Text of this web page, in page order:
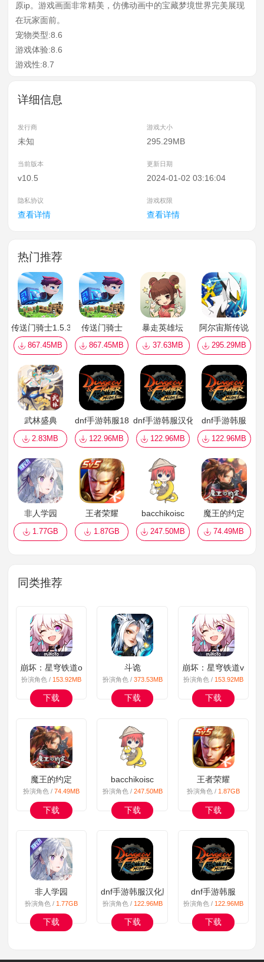
原ip。游戏画面非常精美，仿佛动画中的宝藏梦境世界完美展现
在玩家面前。
宠物类型:8.6
游戏体验:8.6
游戏性:8.7
详细信息
发行商 游戏大小
未知 295.29MB
当前版本 更新日期
v10.5 2024-01-02 03:16:04
隐私协议 游戏权限
查看详情 查看详情
热门推荐
传送门骑士1.5.3
867.45MB
传送门骑士
867.45MB
暴走英雄坛
37.63MB
阿尔宙斯传说
295.29MB
武林盛典
2.83MB
dnf手游韩服18
122.96MB
dnf手游韩服汉化版
122.96MB
dnf手游韩服
122.96MB
非人学园
1.77GB
王者荣耀
1.87GB
bacchikoisc
247.50MB
魔王的约定
74.49MB
同类推荐
崩坏：星穹铁道oppo
扮演角色 / 153.92MB
下载
斗诡
扮演角色 / 373.53MB
下载
崩坏：星穹铁道vivo版
扮演角色 / 153.92MB
下载
魔王的约定
扮演角色 / 74.49MB
下载
bacchikoisc
扮演角色 / 247.50MB
下载
王者荣耀
扮演角色 / 1.87GB
下载
非人学园
扮演角色 / 1.77GB
下载
dnf手游韩服汉化版
扮演角色 / 122.96MB
下载
dnf手游韩服
扮演角色 / 122.96MB
下载